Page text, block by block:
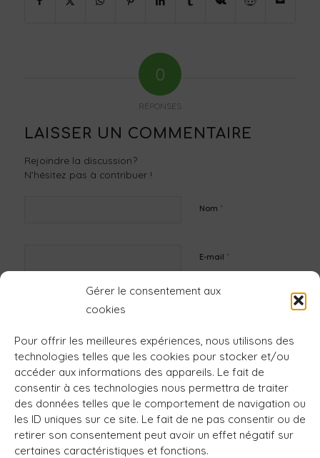
Gérer le consentement aux
cookies
Pour offrir les meilleures expériences, nous utilisons des
technologies telles que les cookies pour stocker et/ou
accéder aux informations des appareils. Le fait de
consentir à ces technologies nous permettra de traiter
des données telles que le comportement de navigation ou
les ID uniques sur ce site. Le fait de ne pas consentir ou de
retirer son consentement peut avoir un effet négatif sur
certaines caractéristiques et fonctions.
0
RÉPONSES
LAISSER UN COMMENTAIRE
Rejoindre la discussion?
N’hésitez pas à contribuer !
Nom *
E-mail *